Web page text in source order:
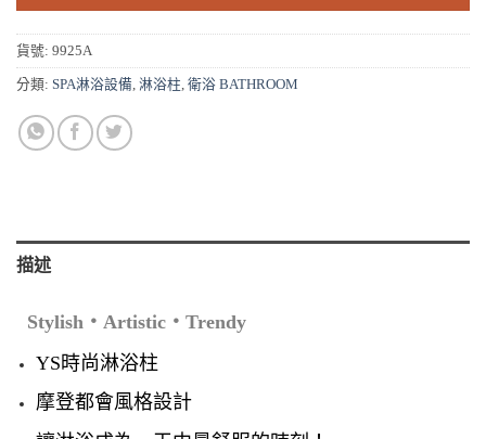
貨號: 9925A
分類: SPA淋浴設備, 淋浴柱, 衛浴 BATHROOM
描述
Stylish‧Artistic‧Trendy
YS時尚淋浴柱
摩登都會風格設計